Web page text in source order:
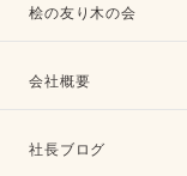
桧の友り木の会
会社概要
社長ブログ